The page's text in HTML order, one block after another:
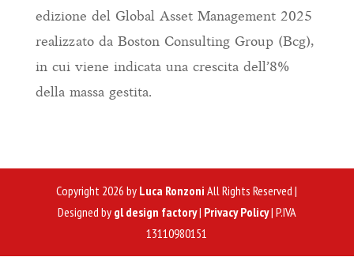
edizione del Global Asset Management 2025
realizzato da Boston Consulting Group (Bcg),
in cui viene indicata una crescita dell’8%
della massa gestita.
Copyright 2026 by Luca Ronzoni All Rights Reserved |
Designed by gl design factory| Privacy Policy| P.IVA
13110980151